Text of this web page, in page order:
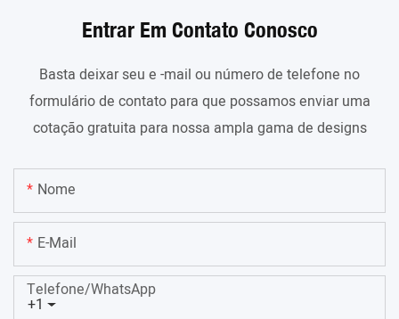
Entrar Em Contato Conosco
Basta deixar seu e -mail ou número de telefone no
formulário de contato para que possamos enviar uma
cotação gratuita para nossa ampla gama de designs
Nome
E-Mail
+1
Telefone/WhatsApp